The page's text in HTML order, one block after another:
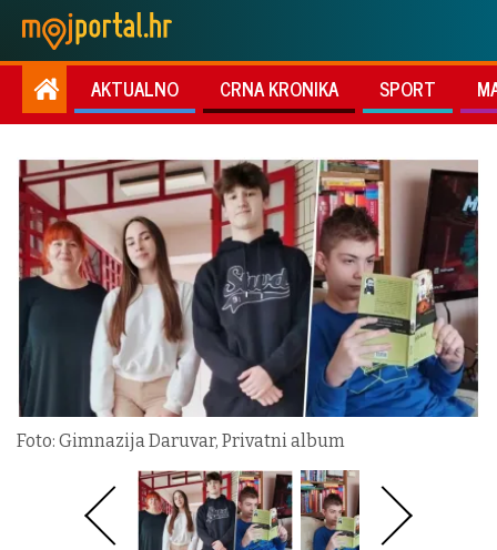
AKTUALNO CRNA KRONIKA SPORT
Foto: Gimnazija Daruvar, Privatni album